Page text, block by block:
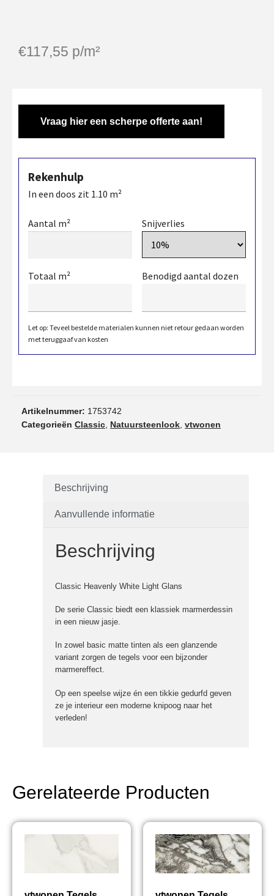
€117,55 p/m²
Vraag hier een scherpe offerte aan!
Rekenhulp
In een doos zit 1.10 m²
Aantal m² Snijverlies
Totaal m² Benodigd aantal dozen
Let op: Teveel bestelde materialen kunnen niet retour gedaan worden
met teruggaaf van kosten
Artikelnummer: 1753742
Categorieën Classic, Natuursteenlook, vtwonen
Beschrijving
Aanvullende informatie
Beschrijving
Classic Heavenly White Light Glans
De serie Classic biedt een klassiek marmerdessin
in een nieuw jasje.
In zowel basic matte tinten als een glanzende
variant zorgen de tegels voor een bijzonder
marmereffect.
Op een speelse wijze én een tikkie gedurfd geven
ze je interieur een moderne knipoog naar het
verleden!
Gerelateerde Producten